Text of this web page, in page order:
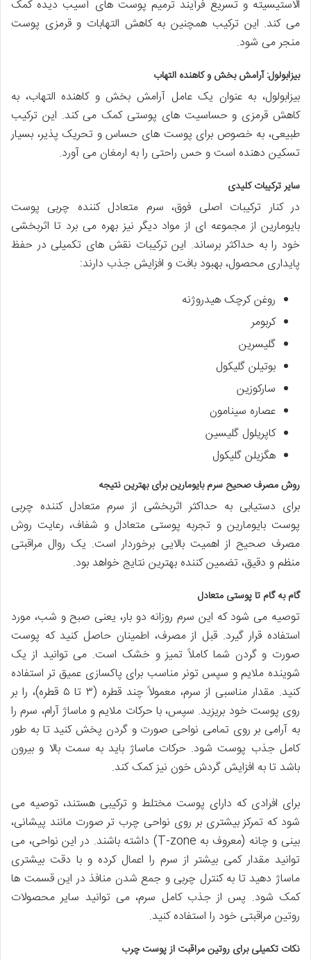
الاستیسیته و تسریع فرآیند ترمیم پوست های آسیب دیده کمک
می کند. این ترکیب همچنین به کاهش التهابات و قرمزی پوست
منجر می شود.
بیزابولول: آرامش بخش و کاهنده التهاب
بیزابولول، به عنوان یک عامل آرامش بخش و کاهنده التهاب، به
کاهش قرمزی و حساسیت های پوستی کمک می کند. این ترکیب
طبیعی، به خصوص برای پوست های حساس و تحریک پذیر، بسیار
تسکین دهنده است و حس راحتی را به ارمغان می آورد.
سایر ترکیبات کلیدی
در کنار ترکیبات اصلی فوق، سرم متعادل کننده چربی پوست
بایومارین از مجموعه ای از مواد دیگر نیز بهره می برد تا اثربخشی
خود را به حداکثر برساند. این ترکیبات نقش های تکمیلی در حفظ
پایداری محصول، بهبود بافت و افزایش جذب دارند:
روغن کرچک هیدروژنه
کربومر
گلیسرین
بوتیلن گلیکول
سارکوزین
عصاره سینامون
کاپریلول گلیسین
هگزیلن گلیکول
روش مصرف صحیح سرم بایومارین برای بهترین نتیجه
برای دستیابی به حداکثر اثربخشی از سرم متعادل کننده چربی
پوست بایومارین و تجربه پوستی متعادل و شفاف، رعایت روش
مصرف صحیح از اهمیت بالایی برخوردار است. یک روال مراقبتی
منظم و دقیق، تضمین کننده بهترین نتایج خواهد بود.
گام به گام تا پوستی متعادل
توصیه می شود که این سرم روزانه دو بار، یعنی صبح و شب، مورد
استفاده قرار گیرد. قبل از مصرف، اطمینان حاصل کنید که پوست
صورت و گردن شما کاملاً تمیز و خشک است. می توانید از یک
شوینده ملایم و سپس تونر مناسب برای پاکسازی عمیق تر استفاده
کنید. مقدار مناسبی از سرم، معمولاً چند قطره (۳ تا ۵ قطره)، را بر
روی پوست خود بریزید. سپس، با حرکات ملایم و ماساژ آرام، سرم را
به آرامی بر روی تمامی نواحی صورت و گردن پخش کنید تا به طور
کامل جذب پوست شود. حرکات ماساژ باید به سمت بالا و بیرون
باشد تا به افزایش گردش خون نیز کمک کند.
برای افرادی که دارای پوست مختلط و ترکیبی هستند، توصیه می
شود که تمرکز بیشتری بر روی نواحی چرب تر صورت مانند پیشانی،
بینی و چانه (معروف به T-zone) داشته باشند. در این نواحی، می
توانید مقدار کمی بیشتر از سرم را اعمال کرده و با دقت بیشتری
ماساژ دهید تا به کنترل چربی و جمع شدن منافذ در این قسمت ها
کمک شود. پس از جذب کامل سرم، می توانید سایر محصولات
روتین مراقبتی خود را استفاده کنید.
نکات تکمیلی برای روتین مراقبت از پوست چرب